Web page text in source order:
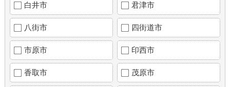
白井市 君津市
八街市 四街道市
市原市 印西市
香取市 茂原市